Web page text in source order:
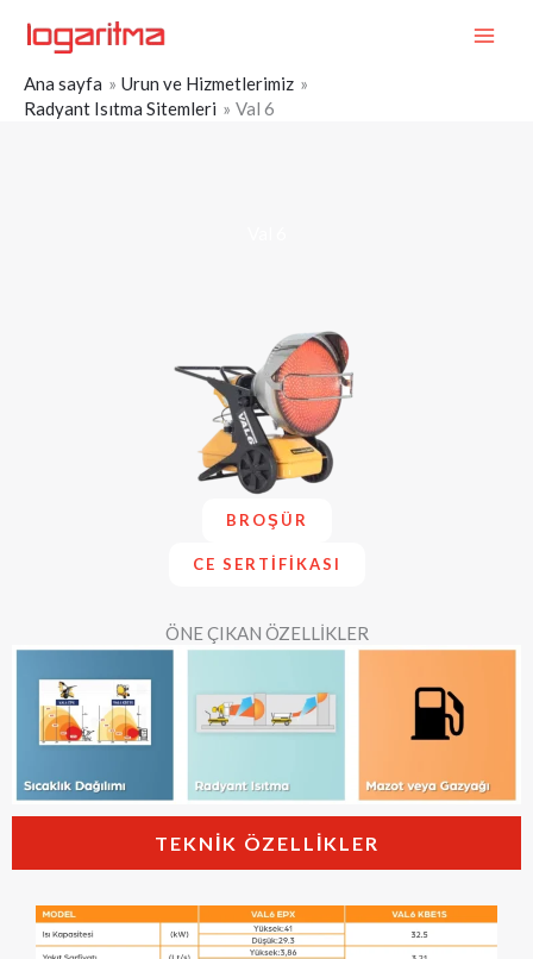
atla
Ana sayfa
Urun ve Hizmetlerimiz
Radyant Isıtma Sitemleri
Val 6
BROŞÜR
CE SERTIFIKASI
ÖNE ÇIKAN ÖZELLİKLER
TEKNIK ÖZELLIKLER